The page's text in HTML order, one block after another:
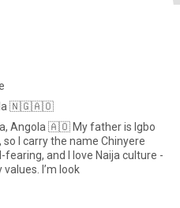
🇳🇬🇦🇴
Angola 🇦🇴 My father is Igbo
I carry the name Chinyere
fearing, and I love Naija culture -
jollof, afrobeat and strong family values. I’m look